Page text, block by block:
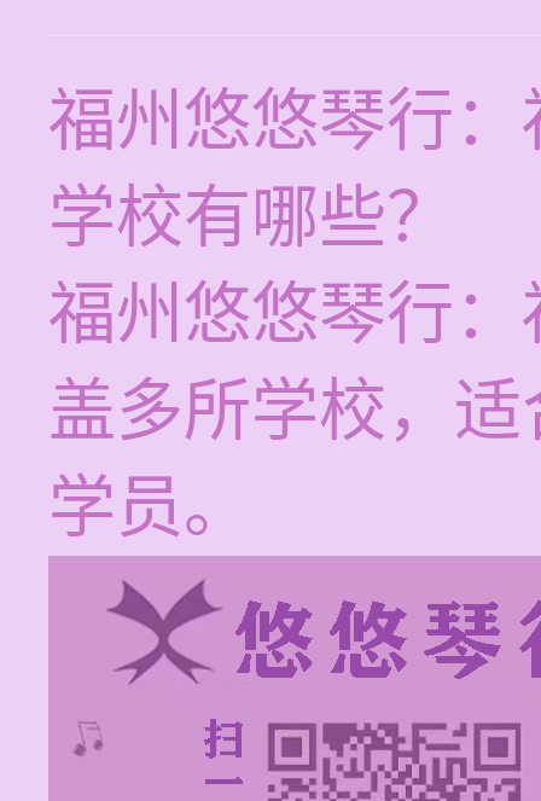
福州悠悠琴行
学校有哪些？
福州悠悠琴行
盖多所学校，
学员。